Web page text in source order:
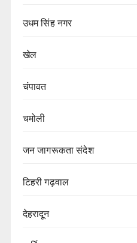
उधम सिंह नगर
खेल
चंपावत
चमोली
जन जागरूकता संदेश
टिहरी गढ़वाल
देहरादून